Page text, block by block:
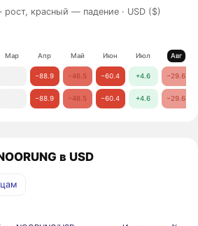
рост, красный — падение · USD ($)
Мар Апр Май Июн Июл Авг
−88.9 −46.5 −60.4 +4.6 −29.6
−88.9 −46.5 −60.4 +4.6 −29.6
в USD